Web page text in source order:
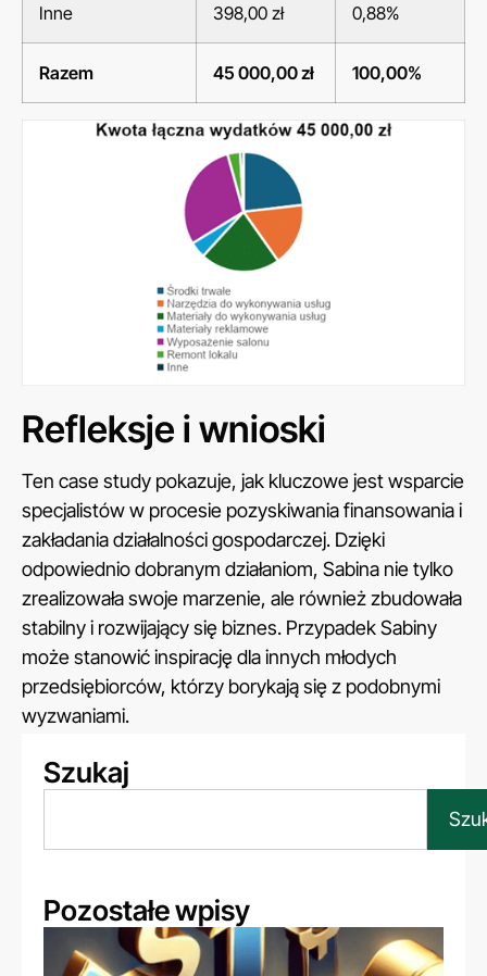
Inne 398,00 zł 0,88%
Razem 45 000,00 zł 100,00%
Refleksje i wnioski
Ten case study pokazuje, jak kluczowe jest wsparcie
specjalistów w procesie pozyskiwania finansowania i
zakładania działalności gospodarczej. Dzięki
odpowiednio dobranym działaniom, Sabina nie tylko
zrealizowała swoje marzenie, ale również zbudowała
stabilny i rozwijający się biznes. Przypadek Sabiny
może stanowić inspirację dla innych młodych
przedsiębiorców, którzy borykają się z podobnymi
wyzwaniami.
Szukaj
Pozostałe wpisy